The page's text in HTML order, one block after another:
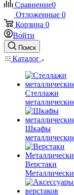
Сравнение0
Отложенные 0
Корзина 0
Войти
Поиск
Каталог
Стеллажи
Шкафы
Верстаки